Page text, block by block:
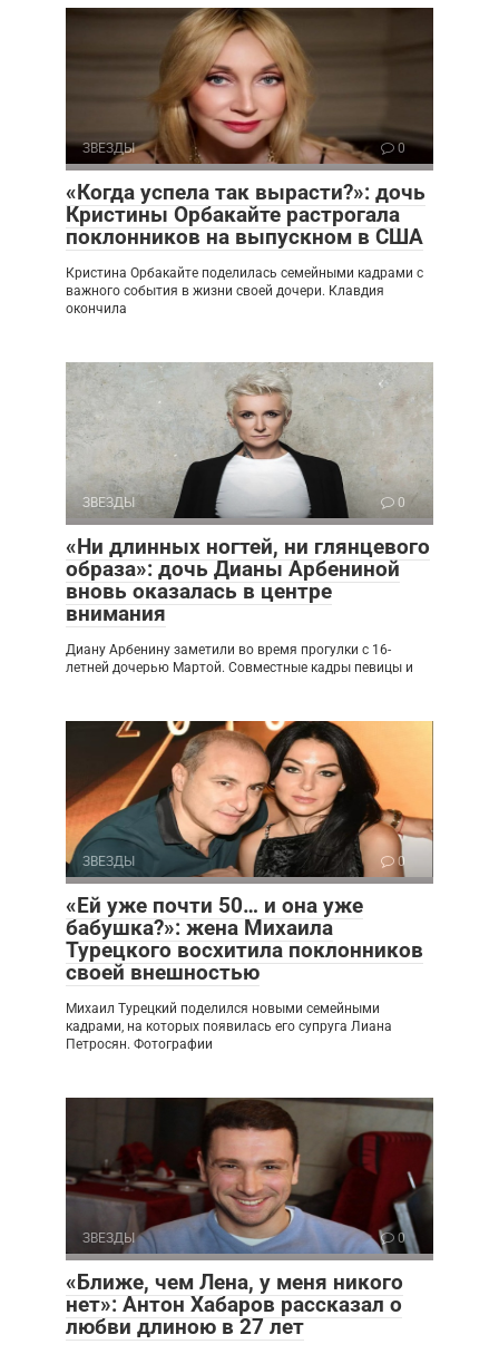
ЗВЕЗДЫ 0
«Когда успела так вырасти?»: дочь
Кристины Орбакайте растрогала
поклонников на выпускном в США
Кристина Орбакайте поделилась семейными кадрами с
важного события в жизни своей дочери. Клавдия
окончила
ЗВЕЗДЫ 0
«Ни длинных ногтей, ни глянцевого
образа»: дочь Дианы Арбениной
вновь оказалась в центре
внимания
Диану Арбенину заметили во время прогулки с 16-
летней дочерью Мартой. Совместные кадры певицы и
ЗВЕЗДЫ 0
«Ей уже почти 50… и она уже
бабушка?»: жена Михаила
Турецкого восхитила поклонников
своей внешностью
Михаил Турецкий поделился новыми семейными
кадрами, на которых появилась его супруга Лиана
Петросян. Фотографии
ЗВЕЗДЫ 0
«Ближе, чем Лена, у меня никого
нет»: Антон Хабаров рассказал о
любви длиною в 27 лет